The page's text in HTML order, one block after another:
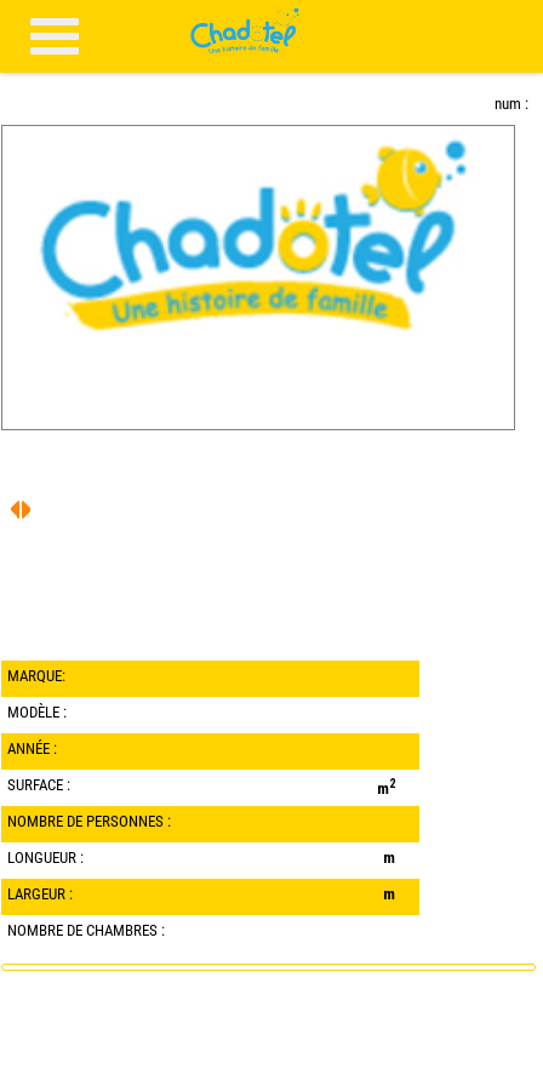
num :
MARQUE:
MODÈLE :
ANNÉE :
SURFACE :
m2
NOMBRE DE PERSONNES :
LONGUEUR :
m
LARGEUR :
m
NOMBRE DE CHAMBRES :